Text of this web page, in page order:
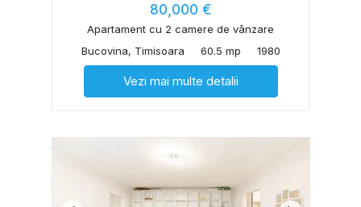
80,000 €
Apartament cu 2 camere de vânzare
Bucovina, Timisoara
60.5 mp 1980
Vezi mai multe detalii